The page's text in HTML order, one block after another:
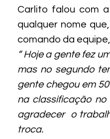
Carlito falou com
qualquer nome
comando da
“ Hoje a gente fez
mas no segundo
gente chegou em
na classificação
agradecer  o
troca.